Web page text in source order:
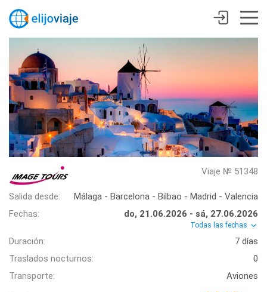
Viaje № 51348
Salida desde:
Málaga - Barcelona - Bilbao - Madrid - Valencia
Fechas:
do, 21.06.2026 - sá, 27.06.2026
Todas las fechas
Duración:
7 días
Traslados nocturnos:
0
Transporte:
Aviones